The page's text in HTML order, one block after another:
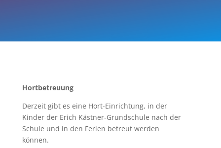
Hortbetreuung
Derzeit gibt es eine Hort-Einrichtung, in der
Kinder der Erich Kästner-Grundschule nach der
Schule und in den Ferien betreut werden
können.